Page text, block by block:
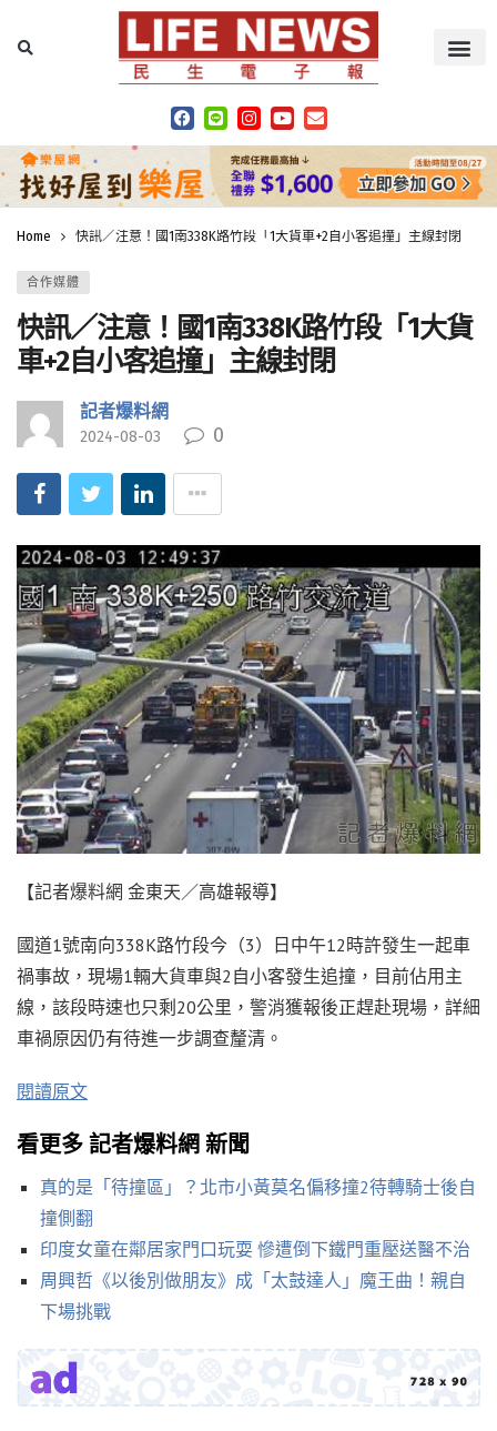
Home 快訊／注意！國1南338K路竹段「1大貨車+2自小客追撞」主線封閉
合作媒體
快訊／注意！國1南338K路竹段「1大貨
車+2自小客追撞」主線封閉
記者爆料網
2024-08-03 0
【記者爆料網 金東天／高雄報導】
國道1號南向338K路竹段今（3）日中午12時許發生一起車
禍事故，現場1輛大貨車與2自小客發生追撞，目前佔用主
線，該段時速也只剩20公里，警消獲報後正趕赴現場，詳細
車禍原因仍有待進一步調查釐清。
閱讀原文
看更多 記者爆料網 新聞
真的是「待撞區」？北市小黃莫名偏移撞2待轉騎士後自
撞側翻
印度女童在鄰居家門口玩耍 慘遭倒下鐵門重壓送醫不治
周興哲《以後別做朋友》成「太鼓達人」魔王曲！親自
下場挑戰